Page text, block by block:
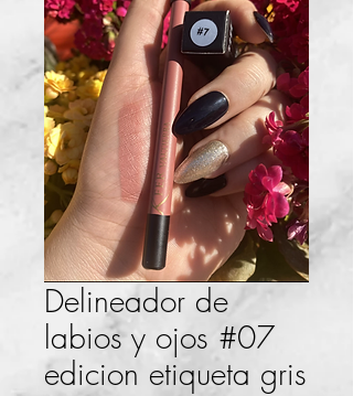
Delineador de
labios y ojos #07
edicion etiqueta gris